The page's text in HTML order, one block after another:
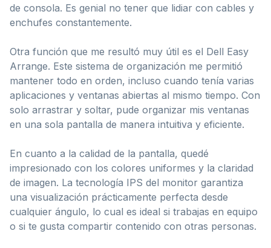
de consola. Es genial no tener que lidiar con cables y
enchufes constantemente.
Otra función que me resultó muy útil es el Dell Easy
Arrange. Este sistema de organización me permitió
mantener todo en orden, incluso cuando tenía varias
aplicaciones y ventanas abiertas al mismo tiempo. Con
solo arrastrar y soltar, pude organizar mis ventanas
en una sola pantalla de manera intuitiva y eficiente.
En cuanto a la calidad de la pantalla, quedé
impresionado con los colores uniformes y la claridad
de imagen. La tecnología IPS del monitor garantiza
una visualización prácticamente perfecta desde
cualquier ángulo, lo cual es ideal si trabajas en equipo
o si te gusta compartir contenido con otras personas.